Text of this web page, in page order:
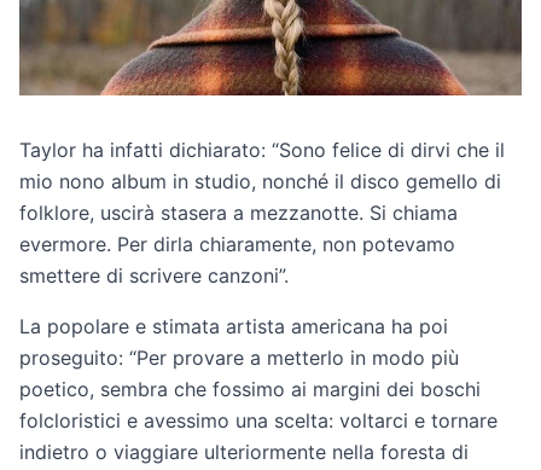
Taylor ha infatti dichiarato: “Sono felice di dirvi che il
mio nono album in studio, nonché il disco gemello di
folklore, uscirà stasera a mezzanotte. Si chiama
evermore. Per dirla chiaramente, non potevamo
smettere di scrivere canzoni”.
La popolare e stimata artista americana ha poi
proseguito: “Per provare a metterlo in modo più
poetico, sembra che fossimo ai margini dei boschi
folcloristici e avessimo una scelta: voltarci e tornare
indietro o viaggiare ulteriormente nella foresta di